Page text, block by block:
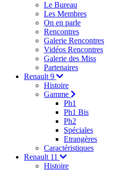
Le Bureau
Les Membres
On en parle
Rencontres
Galerie Rencontres
Vidéos Rencontres
Galerie des Miss
Partenaires
Renault 9
Histoire
Gamme
Ph1
Ph1 Bis
Ph2
Spéciales
Etrangères
Caractéristiques
Renault 11
Histoire